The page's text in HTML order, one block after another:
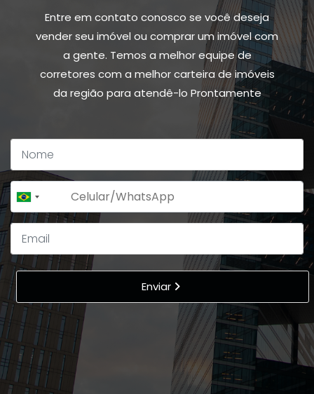
Entre em contato conosco se você deseja
vender seu imóvel ou comprar um imóvel com
a gente. Temos a melhor equipe de
corretores com a melhor carteira de imóveis
da região para atendê-lo Prontamente
Brazil
+55
Enviar